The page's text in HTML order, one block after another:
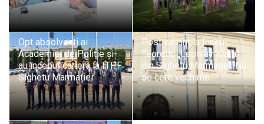
Opt absolvenți ai
Academiei de Poliție și-
au început cariera la ITPF
Sighetu Marmației
Post vacant la Liceul
Teoretic „Leowey Klara”
din Sighetu Marmației. Nu
se cere vechime